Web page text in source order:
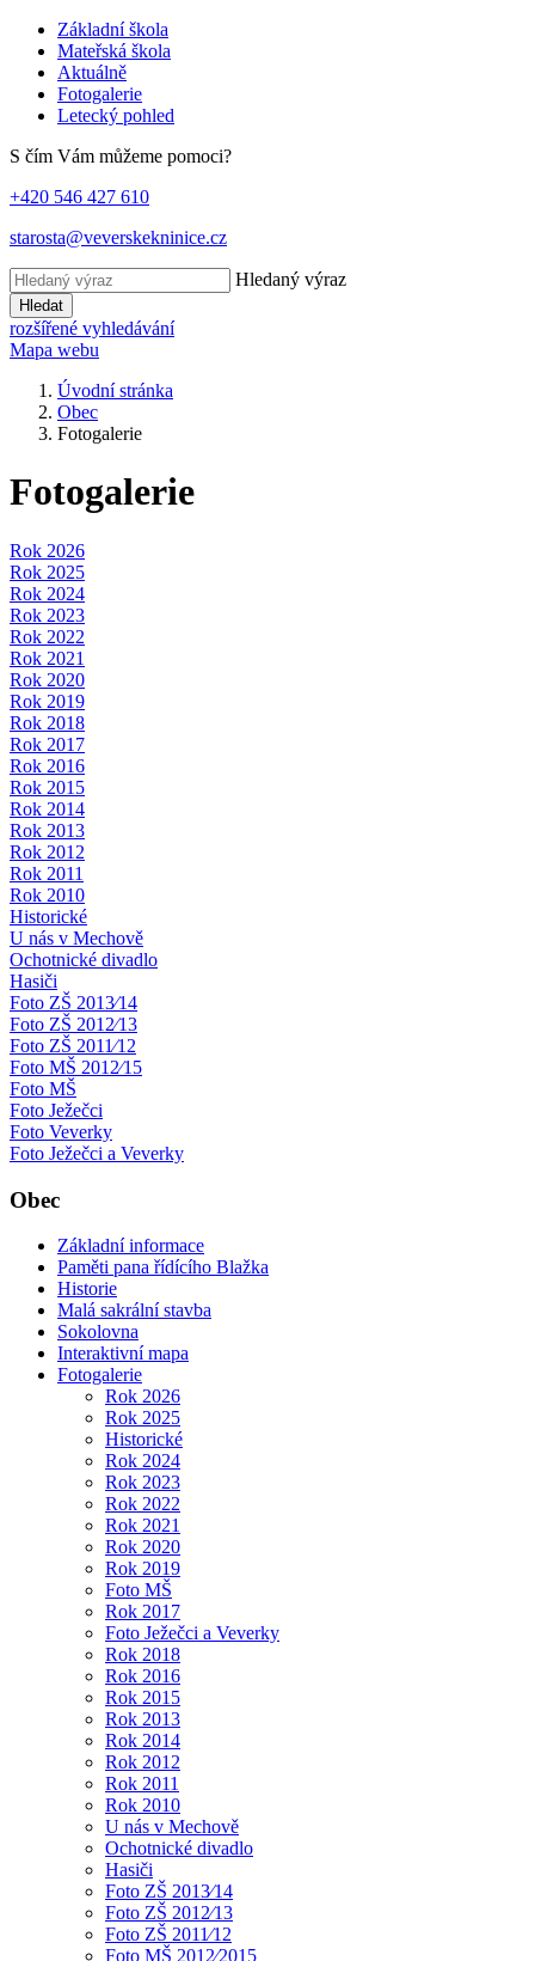
Základní škola
Mateřská škola
Aktuálně
Fotogalerie
Letecký pohled
S čím Vám můžeme pomoci?
+420 546 427 610
starosta@veverskekninice.cz
Hledaný výraz
Hledat
rozšířené vyhledávání
Mapa webu
Úvodní stránka
Obec
Fotogalerie
Fotogalerie
Rok 2026
Rok 2025
Rok 2024
Rok 2023
Rok 2022
Rok 2021
Rok 2020
Rok 2019
Rok 2018
Rok 2017
Rok 2016
Rok 2015
Rok 2014
Rok 2013
Rok 2012
Rok 2011
Rok 2010
Historické
U nás v Mechově
Ochotnické divadlo
Hasiči
Foto ZŠ 2013⁄14
Foto ZŠ 2012⁄13
Foto ZŠ 2011⁄12
Foto MŠ 2012⁄15
Foto MŠ
Foto Ježečci
Foto Veverky
Foto Ježečci a Veverky
Obec
Základní informace
Paměti pana řídícího Blažka
Historie
Malá sakrální stavba
Sokolovna
Interaktivní mapa
Fotogalerie
Rok 2026
Rok 2025
Historické
Rok 2024
Rok 2023
Rok 2022
Rok 2021
Rok 2020
Rok 2019
Foto MŠ
Rok 2017
Foto Ježečci a Veverky
Rok 2018
Rok 2016
Rok 2015
Rok 2013
Rok 2014
Rok 2012
Rok 2011
Rok 2010
U nás v Mechově
Ochotnické divadlo
Hasiči
Foto ZŠ 2013⁄14
Foto ZŠ 2012⁄13
Foto ZŠ 2011⁄12
Foto MŠ 2012⁄2015